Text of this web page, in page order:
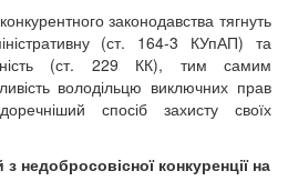
законодавства тягнуть
(ст. 164-3 КУпАП) та
(ст. 229 КК), тим самим
володільцю виключних прав
спосіб захисту своїх
недобросовісної конкуренції на